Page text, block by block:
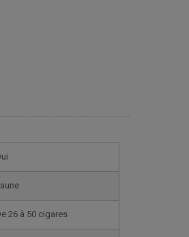
Oui
Jaune
de 26 à 50 cigares